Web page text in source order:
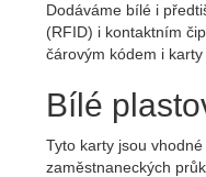
Dodáváme bílé i
(RFID) i kontaktním
čárovým kódem i
Bílé
Tyto karty jsou
zaměstnaneckých